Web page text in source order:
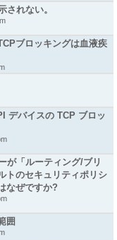
されない。
ブロッキングは血液疾
デバイスの TCP ブロッ
「ルーティング/ブリ
トのセキュリティポリシ
なぜですか?
囲